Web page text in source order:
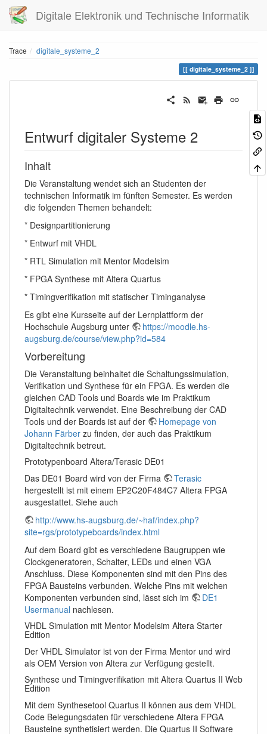
Digitale Elektronik und Technische Informatik
Trace digitale_systeme_2
digitale_systeme_2
Entwurf digitaler Systeme 2
Inhalt
Die Veranstaltung wendet sich an Studenten der
technischen Informatik im fünften Semester. Es werden
die folgenden Themen behandelt:
* Designpartitionierung
* Entwurf mit VHDL
* RTL Simulation mit Mentor Modelsim
* FPGA Synthese mit Altera Quartus
* Timingverifikation mit statischer Timinganalyse
Es gibt eine Kursseite auf der Lernplattform der
Hochschule Augsburg unter
https://moodle.hs-
augsburg.de/course/view.php?id=584
Vorbereitung
Die Veranstaltung beinhaltet die Schaltungssimulation,
Verifikation und Synthese für ein FPGA. Es werden die
gleichen CAD Tools und Boards wie im Praktikum
Digitaltechnik verwendet. Eine Beschreibung der CAD
Tools und der Boards ist auf der
Homepage von
Johann Färber zu finden, der auch das Praktikum
Digitaltechnik betreut.
Prototypenboard Altera/Terasic DE01
Das DE01 Board wird von der Firma
Terasic
hergestellt ist mit einem EP2C20F484C7 Altera FPGA
ausgestattet. Siehe auch
http://www.hs-augsburg.de/~haf/index.php?
site=rgs/prototypeboards/index.html
Auf dem Board gibt es verschiedene Baugruppen wie
Clockgeneratoren, Schalter, LEDs und einen VGA
Anschluss. Diese Komponenten sind mit den Pins des
FPGA Bausteins verbunden. Welche Pins mit welchen
Komponenten verbunden sind, lässt sich im
DE1
Usermanual nachlesen.
VHDL Simulation mit Mentor Modelsim Altera Starter
Edition
Der VHDL Simulator ist von der Firma Mentor und wird
als OEM Version von Altera zur Verfügung gestellt.
Synthese und Timingverifikation mit Altera Quartus II Web
Edition
Mit dem Synthesetool Quartus II können aus dem VHDL
Code Belegungsdaten für verschiedene Altera FPGA
Bausteine synthetisiert werden. Die Quartus II Software